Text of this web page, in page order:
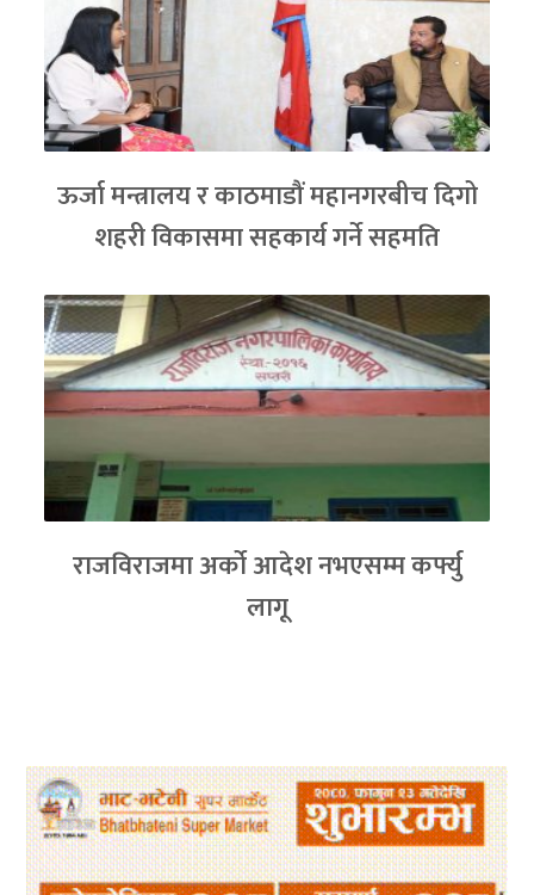
ऊर्जा मन्त्रालय र काठमाडौं महानगरबीच दिगो
शहरी विकासमा सहकार्य गर्ने सहमति
राजविराजमा अर्को आदेश नभएसम्म कर्फ्यु
लागू